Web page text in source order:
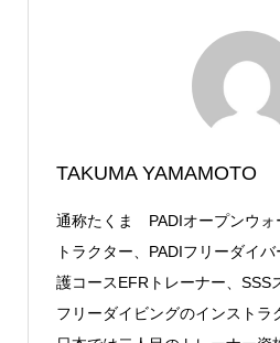
TAKUMA YAMAMOTO
通称たくま PADIオープンウォ
トラクター、PADIフリーダイ
護コースEFRトレーナー、SSS
フリーダイビングのインストラ